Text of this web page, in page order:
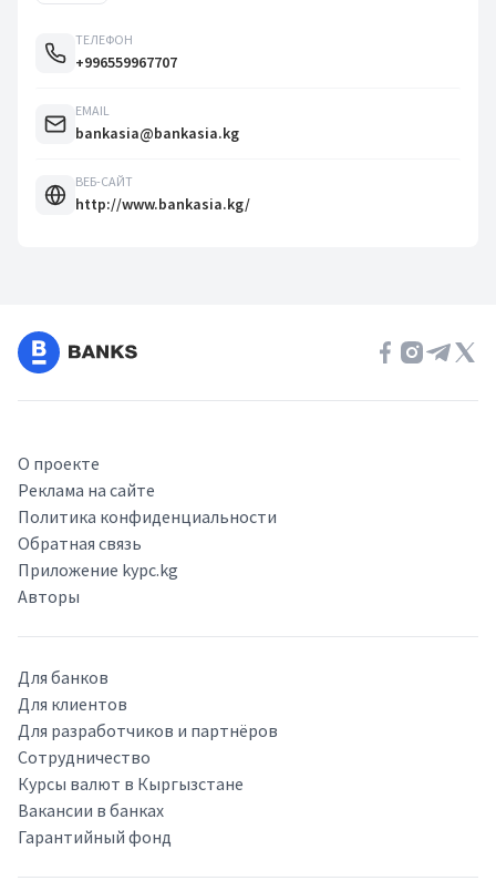
ТЕЛЕФОН
+996559967707
EMAIL
bankasia@bankasia.kg
ВЕБ-САЙТ
http://www.bankasia.kg/
О проекте
Реклама на сайте
Политика конфиденциальности
Обратная связь
Приложение kypc.kg
Авторы
Для банков
Для клиентов
Для разработчиков и партнёров
Сотрудничество
Курсы валют в Кыргызстане
Вакансии в банках
Гарантийный фонд